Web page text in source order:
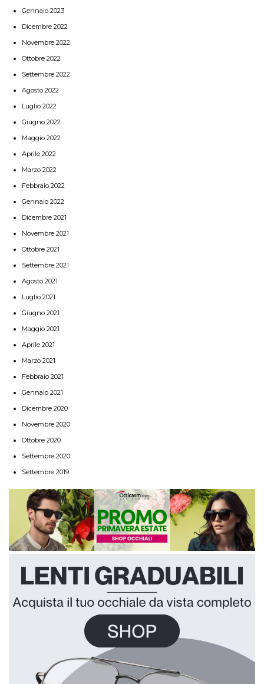
Gennaio 2023
Dicembre 2022
Novembre 2022
Ottobre 2022
Settembre 2022
Agosto 2022
Luglio 2022
Giugno 2022
Maggio 2022
Aprile 2022
Marzo 2022
Febbraio 2022
Gennaio 2022
Dicembre 2021
Novembre 2021
Ottobre 2021
Settembre 2021
Agosto 2021
Luglio 2021
Giugno 2021
Maggio 2021
Aprile 2021
Marzo 2021
Febbraio 2021
Gennaio 2021
Dicembre 2020
Novembre 2020
Ottobre 2020
Settembre 2020
Settembre 2019